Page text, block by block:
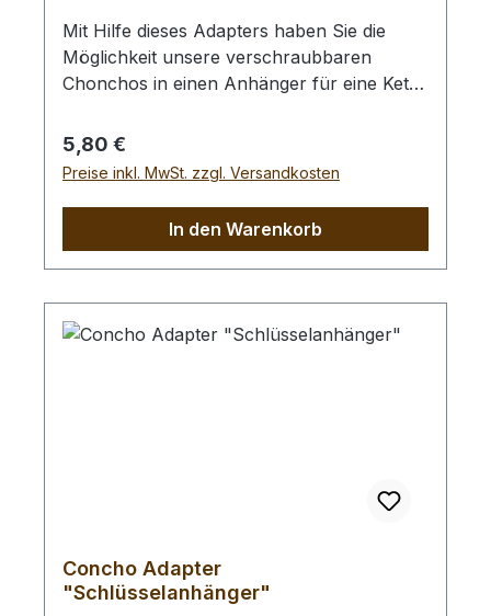
Mit Hilfe dieses Adapters haben Sie die
Möglichkeit unsere verschraubbaren
Chonchos in einen Anhänger für eine Kette
Abb. 2 u. 3) Geeignet für Ketten oder
Lederbänder mit einer Dicke von max. 5,5
mm. Abmessungen:Adapter: Länge: 46 mm
/ Breite: 21,5 mm
Regulärer Preis:
5,80 €
Preise inkl. MwSt. zzgl. Versandkosten
In den Warenkorb
Concho Adapter
"Schlüsselanhänger"